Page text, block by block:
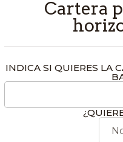
Cartera
INDICA SI QUIERES LA